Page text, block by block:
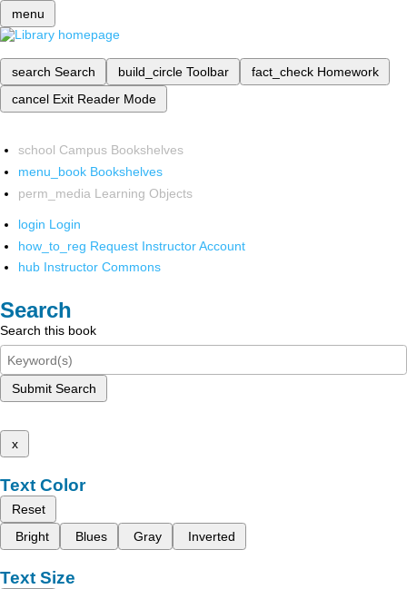
menu
search Search build_circle Toolbar fact_check Homework
cancel Exit Reader Mode
school Campus Bookshelves
menu_book Bookshelves
perm_media Learning Objects
login Login
how_to_reg Request Instructor Account
hub Instructor Commons
Search
Search this book
Submit Search
x
Text Color
Reset
Bright
Blues Gray Inverted
Text Size